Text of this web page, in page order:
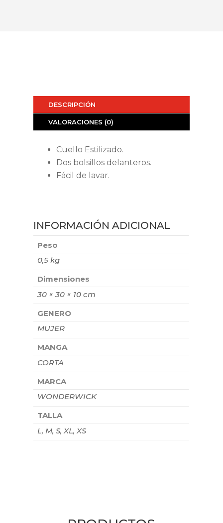
DESCRIPCIÓN
VALORACIONES (0)
Cuello Estilizado.
Dos bolsillos delanteros.
Fácil de lavar.
INFORMACIÓN ADICIONAL
Peso
0,5 kg
Dimensiones
30 × 30 × 10 cm
GENERO
MUJER
MANGA
CORTA
MARCA
WONDERWICK
TALLA
L, M, S, XL, XS